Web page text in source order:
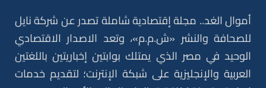
أموال الغد.. مجلة إقتصادية شاملة تصدر عن شركة نايل
للصحافة والنشر «ش.م.م»، وتعد الاصدار الاقتصادي
الوحيد في مصر الذي يمتلك بوابتين إخباريتين باللغتين
العربية والإنجليزية على شبكة الإنترنت؛ لتقديم خدمات